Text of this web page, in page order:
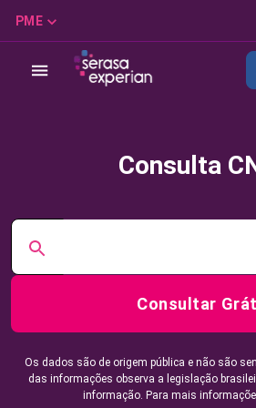
PME
Consulta
Consultar
Os dados são de origem pública e não são
das informações observa a legislação
informação. Para mais